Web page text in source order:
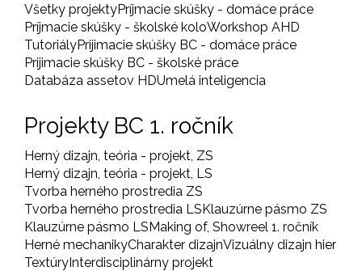
Všetky projektyPríjmacie skúšky - domáce práce
Príjmacie skúšky - školské koloWorkshop AHD
TutoriályPrijimacie skúšky BC - domáce práce
Prijimacie skúšky BC - školské práce
Databáza assetov HDUmelá inteligencia
Projekty BC 1. ročník
Herný dizajn, teória - projekt, ZS
Herný dizajn, teória - projekt, LS
Tvorba herného prostredia ZS
Tvorba herného prostredia LSKlauzúrne pásmo ZS
Klauzúrne pásmo LSMaking of, Showreel 1. ročník
Herné mechanikyCharakter dizajnVizuálny dizajn hier
TextúryInterdisciplinárny projekt